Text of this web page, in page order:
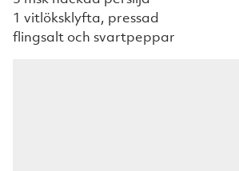
1 vitlöksklyfta, pressad
flingsalt och svartpeppar